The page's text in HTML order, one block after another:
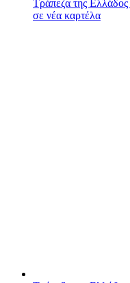
Τράπεζα της Ελλάδος
σε νέα καρτέλα